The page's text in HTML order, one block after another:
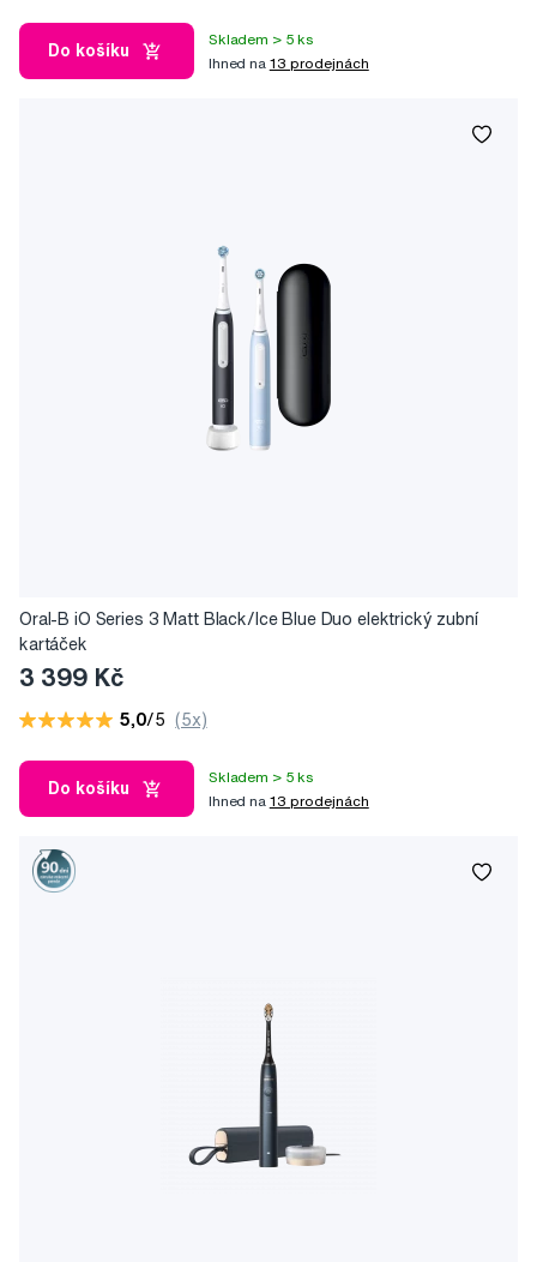
Do košíku
Skladem > 5 ks
Ihned na 13 prodejnách
Oral-B iO Series 3 Matt Black/Ice Blue Duo elektrický zubní
kartáček
3 399 Kč
5,0/5 (5x)
Do košíku
Skladem > 5 ks
Ihned na 13 prodejnách